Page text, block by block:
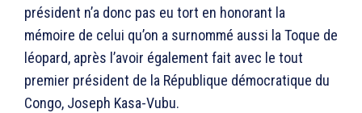
président n’a donc pas eu tort en honorant la
mémoire de celui qu’on a surnommé aussi la Toque de
léopard, après l’avoir également fait avec le tout
premier président de la République démocratique du
Congo, Joseph Kasa-Vubu.